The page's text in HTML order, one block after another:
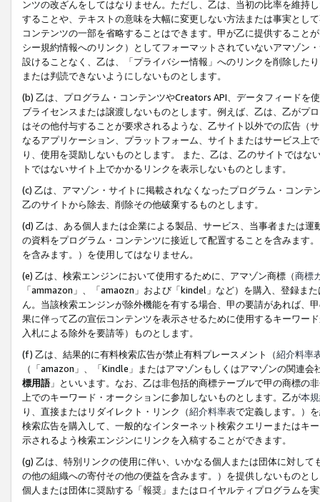
ンツの改ざんをしてはなりません。ただし、乙は、当初の比率を維持
することや、テキストの意味を大幅に変更しない方法または事実とし
コンテンツの一部を省略することはできます。甲が乙に提供すること
シー規約情報へのリンク）としてフォーマットされていないアマゾン
設けることなく、乙は、「プライバシー情報」へのリンクを削除した
または判読できないようにしないものとします。
(b) 乙は、プログラム・コンテンツやCreators API、データフィード
ブライセンスまたは譲渡しないものとします。例えば、乙は、乙がプ
はその他付与することが要求されるような、乙サイト以外での広告（
なるアプリケーション、プラットフォーム、サイトまたはサービス上
り、使用を奨励しないものとします。 また、乙は、乙のサイトでは
トではないサイト上でかかるリンクを表示しないものとします。
(c) 乙は、アマゾン・サイトに掲載されなくなったプログラム・コン
乙のサイトから除去、削除その他破棄するものとします。
(d) 乙は、ある個人または企業による製品、サービス、当事者または
の資料をプログラム・コンテンツに接近して配置することを含みます
を含みます。）を使用してはなりません。
(e) 乙は、検索エンジンにおいて使用するために、アマゾン商標（商標
「ammazon」、「amaozn」および「kindel」など）を購入、登録ま
ん。当該検索エンジンが除外機能を有する場合、甲の要請があれば、
果に伴って乙の宣伝コンテンツを表示させるために使用するキーワー
入札による除外を要請等）ものとします。
(f) 乙は、結果的に有料検索広告が禁止有料プレースメント（紹介料率
（「amazon」、「Kindle」またはアマゾンもしくはアマゾンの関連
標用語」といいます。なお、乙は非包括的商標テーブルで甲の商標の
上でのキーワード・オークションに参加しないものとします。乙が本
り、直接またはリダイレクト・リンク（紹介料率表で定義します。）
検索広告を購入して、一般的なインターネット検索クエリーまたはキ
示されるよう検索エンジンにリンクを入稿することができます。
(g) 乙は、特別リンクの使用に伴い、いかなる個人または団体に対し
の他の組織への寄付その他の便益を含みます。）を提供しないものと
個人または団体に奨励する「報奨」またはロイヤルティプログラムを